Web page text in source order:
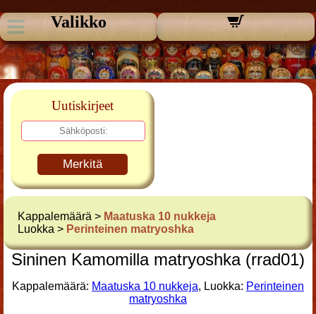
Valikko
Uutiskirjeet
Merkitä
Kappalemäärä > Maatuska 10 nukkeja
Luokka > Perinteinen matryoshka
Sininen Kamomilla matryoshka (rrad01)
Kappalemäärä: Maatuska 10 nukkeja, Luokka: Perinteinen
matryoshka